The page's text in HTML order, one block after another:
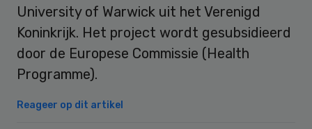
University of Warwick uit het Verenigd
Koninkrijk. Het project wordt gesubsidieerd
door de Europese Commissie (Health
Programme).
Reageer op dit artikel